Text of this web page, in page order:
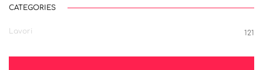
CATEGORIES
Lavori 121